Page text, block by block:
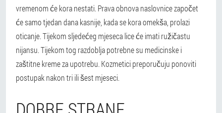
vremenom će kora nestati. Prava obnova naslovnice započet
će samo tjedan dana kasnije, kada se kora omekša, prolazi
oticanje. Tijekom sljedećeg mjeseca lice će imati ružičastu
nijansu. Tijekom tog razdoblja potrebne su medicinske i
zaštitne kreme za upotrebu. Kozmetici preporučuju ponoviti
postupak nakon tri ili šest mjeseci.